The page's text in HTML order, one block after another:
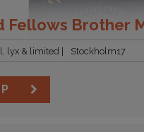
Fellows Brother
lyx & limited Stockholm17